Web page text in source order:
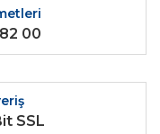
00
SSL